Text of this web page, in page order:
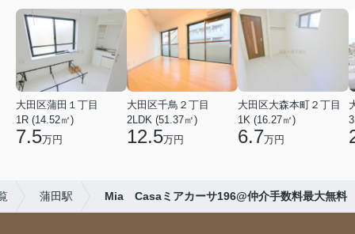
大田区蒲田１丁目
1R (14.52㎡)
7.5万円
大田区千鳥２丁目
2LDK (51.37㎡)
12.5万円
大田区大森本町２丁目
1K (16.27㎡)
6.7万円
蒲田駅 Mia Casaミアカーサ196@仲介手数料最大無料